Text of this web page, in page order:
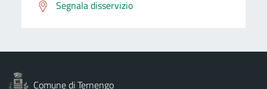
Segnala disservizio
Comune di Ternengo